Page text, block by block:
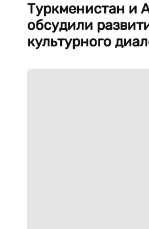
Туркменистан и
обсудили
культурного